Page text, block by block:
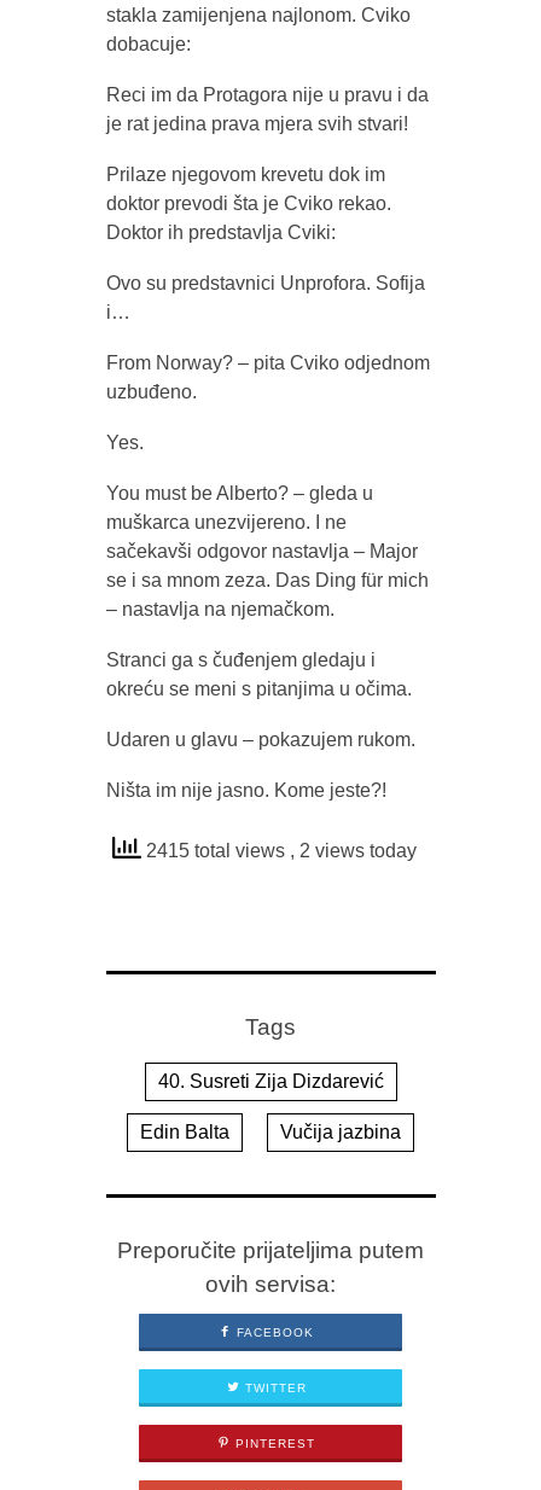
stakla zamijenjena najlonom. Cviko
dobacuje:
Reci im da Protagora nije u pravu i da
je rat jedina prava mjera svih stvari!
Prilaze njegovom krevetu dok im
doktor prevodi šta je Cviko rekao.
Doktor ih predstavlja Cviki:
Ovo su predstavnici Unprofora. Sofija
i…
From Norway? – pita Cviko odjednom
uzbuđeno.
Yes.
You must be Alberto? – gleda u
muškarca unezvijereno. I ne
sačekavši odgovor nastavlja – Major
se i sa mnom zeza. Das Ding für mich
– nastavlja na njemačkom.
Stranci ga s čuđenjem gledaju i
okreću se meni s pitanjima u očima.
Udaren u glavu – pokazujem rukom.
Ništa im nije jasno. Kome jeste?!
2415 total views , 2 views today
Tags
40. Susreti Zija Dizdarević
Edin Balta Vučija jazbina
Preporučite prijateljima putem
ovih servisa:
FACEBOOK
TWITTER
PINTEREST